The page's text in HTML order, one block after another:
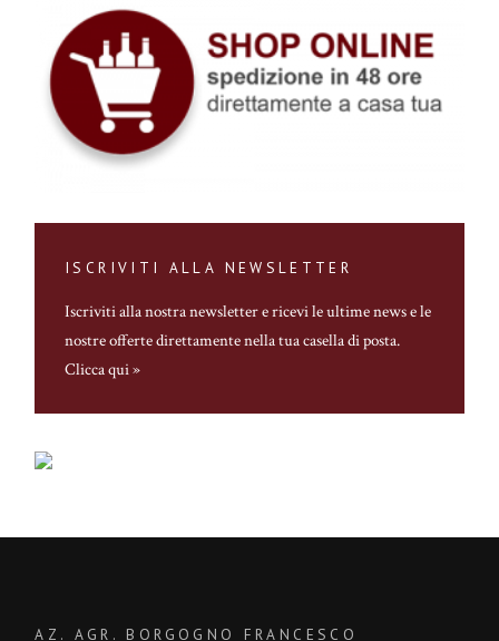
ISCRIVITI ALLA NEWSLETTER
Iscriviti alla nostra newslettere ricevi le ultime news e le
nostre offerte direttamente nella tua casella di posta.
Clicca qui »
AZ. AGR. BORGOGNO FRANCESCO